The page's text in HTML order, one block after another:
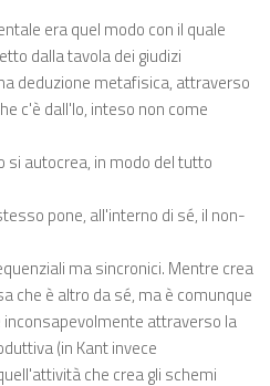
era quel modo con il quale
dalla tavola dei giudizi
deduzione metafisica, attraverso
c'è dall'Io, inteso non come
si autocrea, in modo del tutto
pone, all'interno di sé, il non-
ma sincronici. Mentre crea
che è altro da sé, ma è comunque
inconsapevolmente attraverso la
(in Kant invece
che crea gli schemi